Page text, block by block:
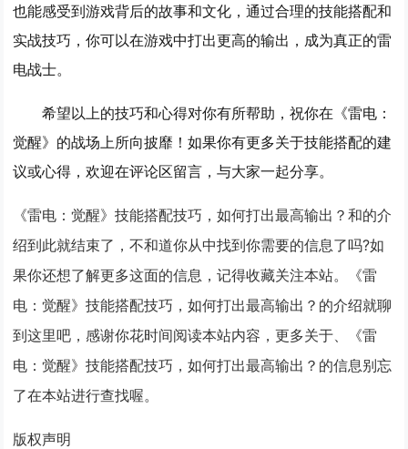
也能感受到游戏背后的故事和文化，通过合理的技能搭配和
实战技巧，你可以在游戏中打出更高的输出，成为真正的雷
电战士。
希望以上的技巧和心得对你有所帮助，祝你在《雷电：
觉醒》的战场上所向披靡！如果你有更多关于技能搭配的建
议或心得，欢迎在评论区留言，与大家一起分享。
《雷电：觉醒》技能搭配技巧，如何打出最高输出？和的介
绍到此就结束了，不和道你从中找到你需要的信息了吗?如
果你还想了解更多这面的信息，记得收藏关注本站。《雷
电：觉醒》技能搭配技巧，如何打出最高输出？的介绍就聊
到这里吧，感谢你花时间阅读本站内容，更多关于、《雷
电：觉醒》技能搭配技巧，如何打出最高输出？的信息别忘
了在本站进行查找喔。
版权声明